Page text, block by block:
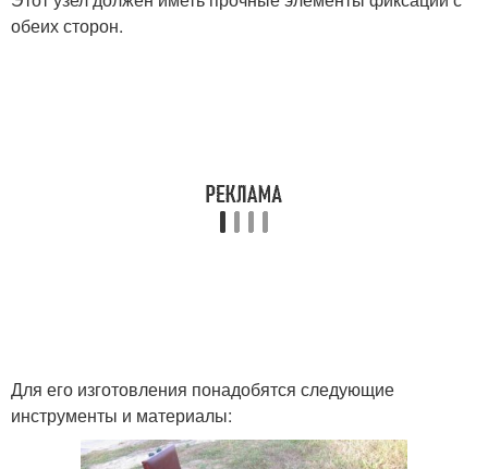
обеих сторон.
Для его изготовления понадобятся следующие
инструменты и материалы: